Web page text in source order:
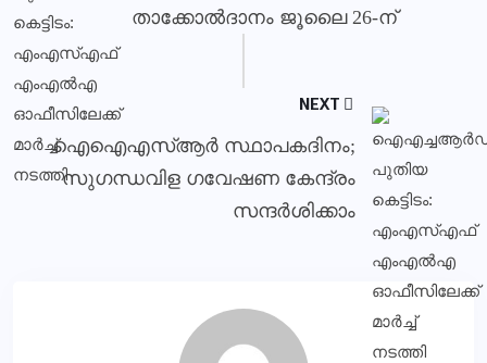
താക്കോല്‍ദാനം ജൂലൈ 26-ന്
NEXT
ഐഐഎസ്ആര്‍ സ്ഥാപകദിനം;
സുഗന്ധവിള ഗവേഷണ കേന്ദ്രം
സന്ദര്‍ശിക്കാം